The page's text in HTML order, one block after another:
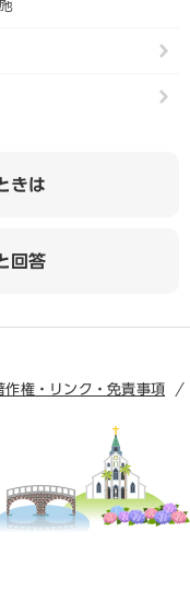
きは
回答
作権・リンク・免責事項